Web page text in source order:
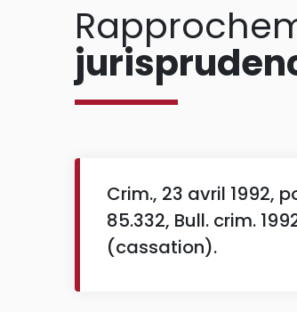
Crim., 23 avril 1992,
85.332, Bull. crim.
(cassation).